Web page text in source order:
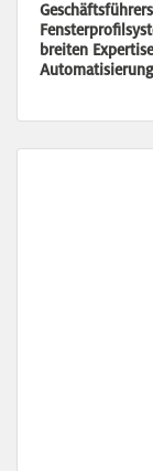
breiten